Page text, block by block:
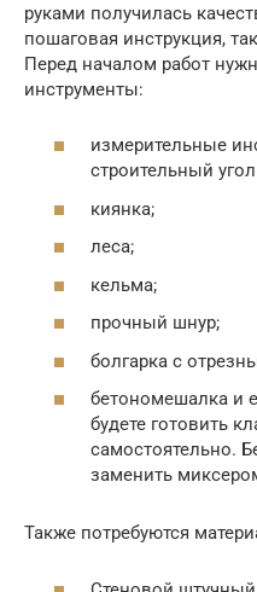
руками получилась
пошаговая инструкция,
Перед началом работ
инструменты:
измерительные
строительный
киянка;
леса;
кельма;
прочный шнур;
болгарка с
бетономешалка и
будете готовить
самостоятельно.
заменить
Также потребуются